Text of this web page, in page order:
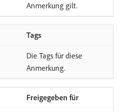
Anmerkung gilt.
Tags
Die Tags für diese
Anmerkung.
Freigegeben für